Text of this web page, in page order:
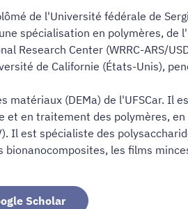
de l'Université fédérale de
spécialisation en polymères, de
Research Center (WRRC-ARS/
de Californie (États-Unis),
(DEMa) de l'UFSCar. Il
en traitement des polymères,
Il est spécialiste des
les films
Scholar